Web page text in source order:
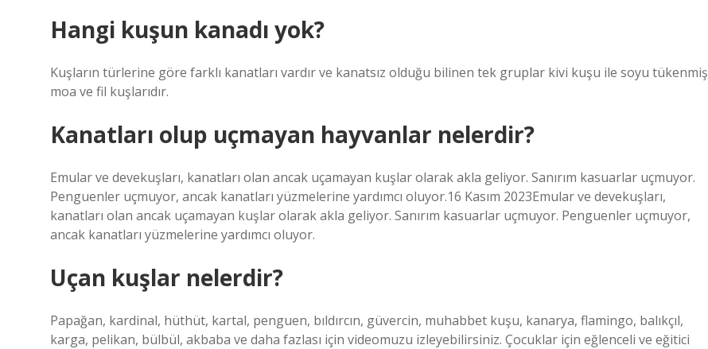
Hangi kuşun kanadı yok?
Kuşların türlerine göre farklı kanatları vardır ve kanatsız olduğu bilinen tek gruplar kivi kuşu ile soyu tükenmiş
moa ve fil kuşlarıdır.
Kanatları olup uçmayan hayvanlar nelerdir?
Emular ve devekuşları, kanatları olan ancak uçamayan kuşlar olarak akla geliyor. Sanırım kasuarlar uçmuyor.
Penguenler uçmuyor, ancak kanatları yüzmelerine yardımcı oluyor.16 Kasım 2023Emular ve devekuşları,
kanatları olan ancak uçamayan kuşlar olarak akla geliyor. Sanırım kasuarlar uçmuyor. Penguenler uçmuyor,
ancak kanatları yüzmelerine yardımcı oluyor.
Uçan kuşlar nelerdir?
Papağan, kardinal, hüthüt, kartal, penguen, bıldırcın, güvercin, muhabbet kuşu, kanarya, flamingo, balıkçıl,
karga, pelikan, bülbül, akbaba ve daha fazlası için videomuzu izleyebilirsiniz. Çocuklar için eğlenceli ve eğitici